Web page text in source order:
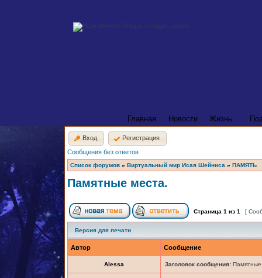
Главная Новости Жизнь
Вход
Регистрация
Сообщения без ответов
Список форумов » Виртуальный мир Исая Шейниса » ПАМЯТЬ
Памятные места.
Страница 1 из 1 [
Версия для печати
Автор Сообщение
Alessa Заголовок сообщения: